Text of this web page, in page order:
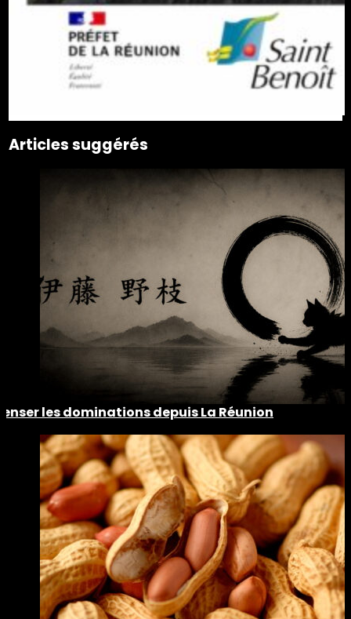
Articles suggérés
les dominations depuis La Réunion